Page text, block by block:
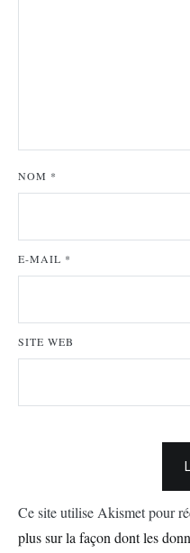
NOM *
E-MAIL *
SITE WEB
Ce site utilise Akismet pour
plus sur la façon dont les